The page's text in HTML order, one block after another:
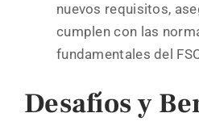
nuevos requisitos,
cumplen con las
fundamentales del
Desafíos y